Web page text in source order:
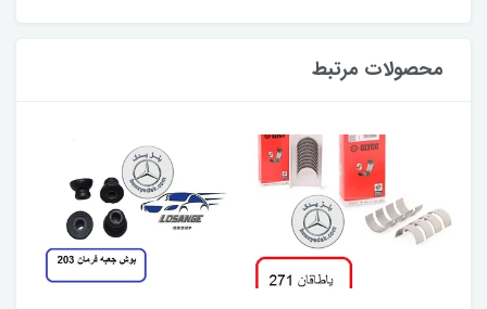
محصولات مرتبط